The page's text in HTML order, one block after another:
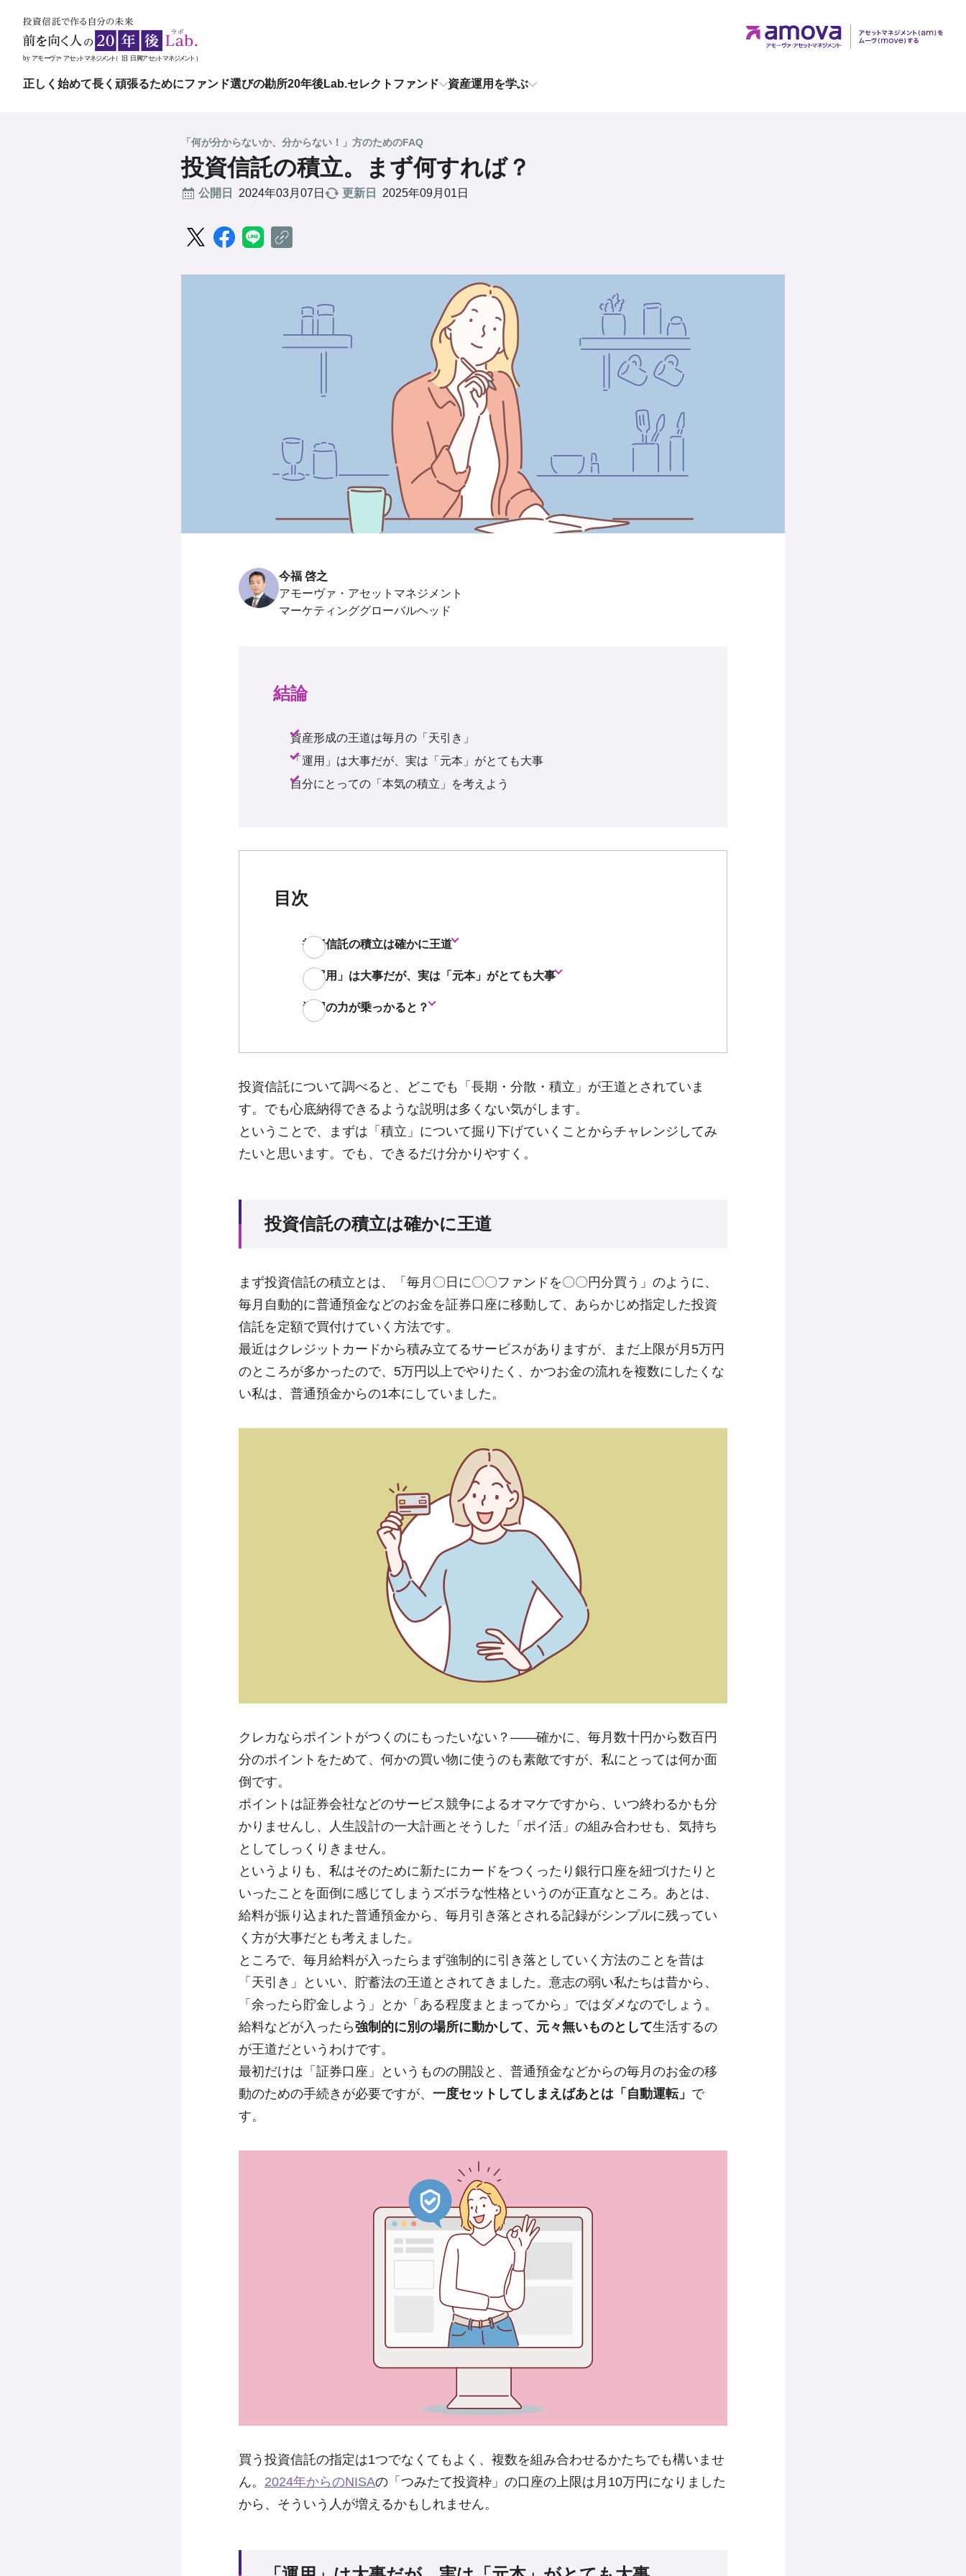
正しく始めて長く頑張るためにファンド選びの勘所20年後Lab.セレクトファンド 資産運用を学ぶ
「何が分からないか、分からない！」方のためのFAQ
投資信託の積立。まず何すれば？
公開日 更新日 2025年09月01日
今福 啓之
アモーヴァ・アセットマネジメント
結論
資産形成の王道は毎月の「天引き」
「運用」は大事だが、実は「元本」がとても大事
自分にとっての「本気の積立」を考えよう
目次
投資信託の積立は確かに王道
「運用」は大事だが、実は「元本」がとても大事
運用の力が乗っかると？
投資信託について調べると、どこでも「長期・分散・積立」が王道とされていま
す。でも心底納得できるような説明は多くない気がします。
ということで、まずは「積立」について掘り下げていくことからチャレンジしてみ
たいと思います。でも、できるだけ分かりやすく。
投資信託の積立は確かに王道
まず投資信託の積立とは、「毎月〇日に〇〇ファンドを〇〇円分買う」のように、
毎月自動的に普通預金などのお金を証券口座に移動して、あらかじめ指定した投資
信託を定額で買付けていく方法です。
最近はクレジットカードから積み立てるサービスがありますが、まだ上限が月5万円
のところが多かったので、5万円以上でやりたく、かつお金の流れを複数にしたくな
い私は、普通預金からの1本にしていました。
クレカならポイントがつくのにもったいない？――確かに、毎月数十円から数百円
分のポイントをためて、何かの買い物に使うのも素敵ですが、私にとっては何か面
倒です。
ポイントは証券会社などのサービス競争によるオマケですから、いつ終わるかも分
かりませんし、人生設計の一大計画とそうした「ポイ活」の組み合わせも、気持ち
としてしっくりきません。
というよりも、私はそのために新たにカードをつくったり銀行口座を紐づけたりと
いったことを面倒に感じてしまうズボラな性格というのが正直なところ。あとは、
給料が振り込まれた普通預金から、毎月引き落とされる記録がシンプルに残ってい
く方が大事だとも考えました。
ところで、毎月給料が入ったらまず強制的に引き落としていく方法のことを昔は
「天引き」といい、貯蓄法の王道とされてきました。意志の弱い私たちは昔から、
「余ったら貯金しよう」とか「ある程度まとまってから」ではダメなのでしょう。
給料などが入ったら強制的に別の場所に動かして、元々無いものとして生活するの
が王道だというわけです。
最初だけは「証券口座」というものの開設と、普通預金などからの毎月のお金の移
動のための手続きが必要ですが、 一度セットしてしまえばあとは「自動運転」 で
す。
買う投資信託の指定は1つでなくてもよく、複数を組み合わせるかたちでも構いませ
ん。 2024年からのNISAの「つみたて投資枠」の口座の上限は月10万円になりました
から、そういう人が増えるかもしれません。